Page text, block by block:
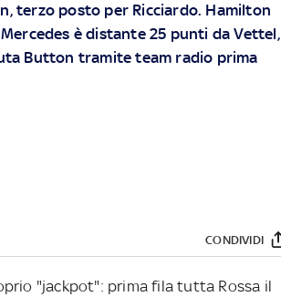
terzo posto per Ricciardo. Hamilton
è distante 25 punti da Vettel,
Button tramite team radio prima
CONDIVIDI
"jackpot": prima fila tutta Rossa il